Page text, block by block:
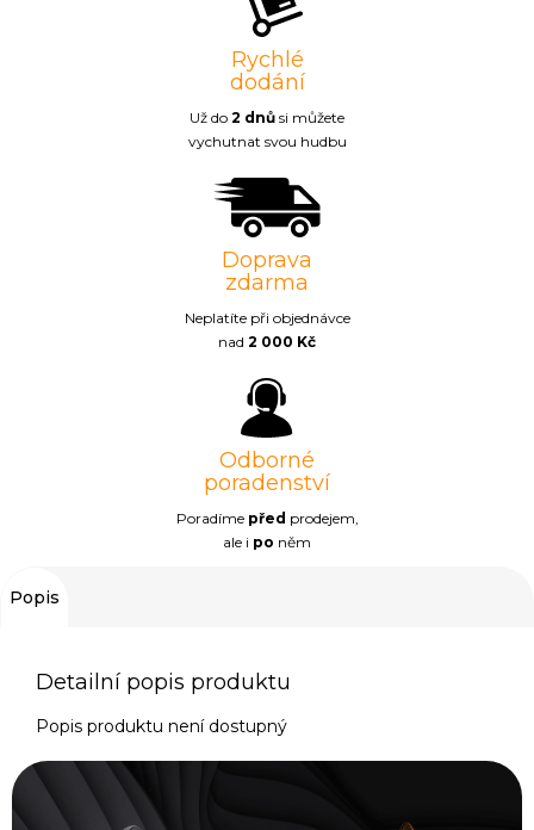
Rychlé
dodání
Už do 2 dnů si můžete
vychutnat svou hudbu
Doprava
zdarma
Neplatíte při objednávce
nad 2 000 Kč
Odborné
poradenství
Poradíme před prodejem,
ale i po něm
Popis
Detailní popis produktu
Popis produktu není dostupný